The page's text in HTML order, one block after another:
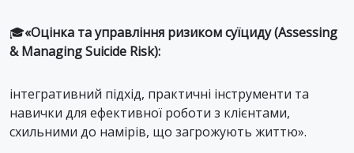
🎓«Оцінка та управління ризиком суїциду (Assessing
& Managing Suicide Risk):
інтегративний підхід, практичні інструменти та
навички для ефективної роботи з клієнтами,
схильними до намірів, що загрожують життю».